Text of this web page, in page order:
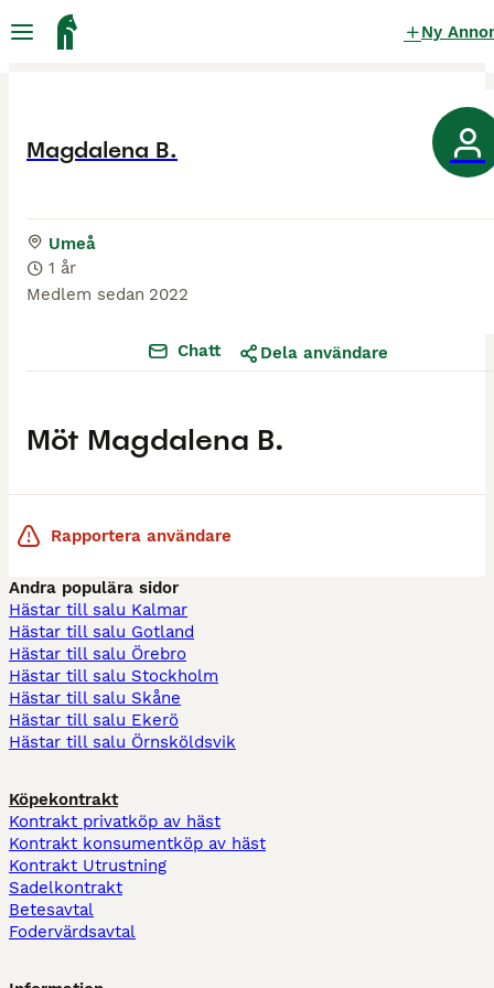
Ny
Magdalena B.
Umeå
1 år
Medlem sedan 2022
Möt Magdalena B.
Chatt Dela användare
Rapportera användare
Andra populära sidor
Hästar till salu Kalmar
Hästar till salu Gotland
Hästar till salu Örebro
Hästar till salu Stockholm
Hästar till salu Skåne
Hästar till salu Ekerö
Hästar till salu Örnsköldsvik
Köpekontrakt
Kontrakt privatköp av häst
Kontrakt konsumentköp av häst
Kontrakt Utrustning
Sadelkontrakt
Betesavtal
Fodervärdsavtal